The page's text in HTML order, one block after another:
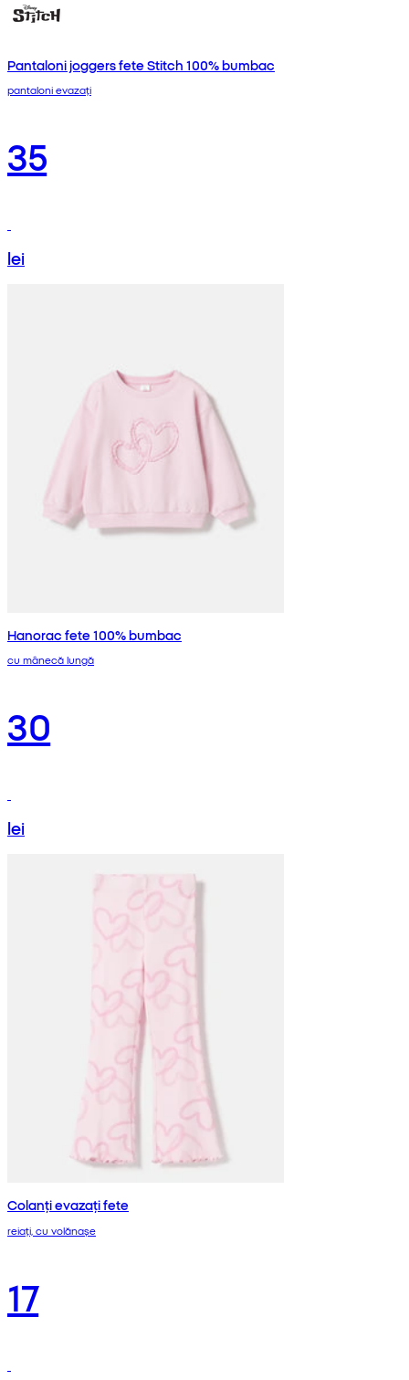
Pantaloni joggers fete Stitch 100% bumbac
pantaloni evazați
35
lei
Hanorac fete 100% bumbac
cu mânecă lungă
30
lei
Colanți evazați fete
reiați, cu volănașe
17